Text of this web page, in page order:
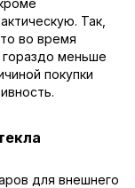
Так,
во время
гораздо меньше
покупки
для внешнего